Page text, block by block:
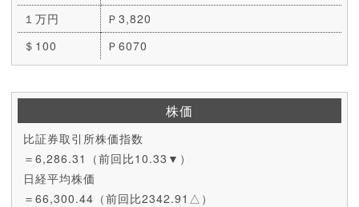
１万円
Ｐ3,820
＄100
Ｐ6070
株価
比証券取引所株価指数
＝6,286.31（前回比10.33▼）
日経平均株価
＝66,300.44（前回比2342.91△）